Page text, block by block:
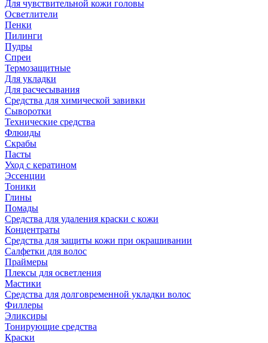
Для чувствительной кожи головы
Осветлители
Пенки
Пилинги
Пудры
Спреи
Термозащитные
Для укладки
Для расчесывания
Средства для химической завивки
Сыворотки
Технические средства
Флюиды
Скрабы
Пасты
Уход с кератином
Эссенции
Тоники
Глины
Помады
Средства для удаления краски с кожи
Концентраты
Средства для защиты кожи при окрашивании
Салфетки для волос
Праймеры
Плексы для осветления
Мастики
Средства для долговременной укладки волос
Филлеры
Эликсиры
Тонирующие средства
Краски